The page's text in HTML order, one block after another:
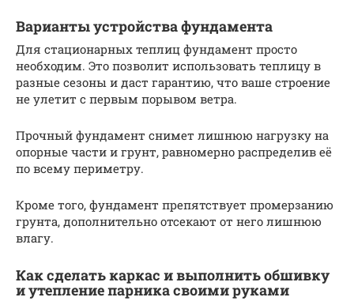
Варианты устройства фундамента
Для стационарных теплиц фундамент просто
необходим. Это позволит использовать теплицу в
разные сезоны и даст гарантию, что ваше строение
не улетит с первым порывом ветра.
Прочный фундамент снимет лишнюю нагрузку на
опорные части и грунт, равномерно распределив её
по всему периметру.
Кроме того, фундамент препятствует промерзанию
грунта, дополнительно отсекают от него лишнюю
влагу.
Как сделать каркас и выполнить обшивку
и утепление парника своими руками